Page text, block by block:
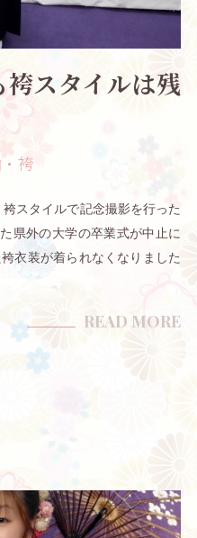
スタイルは残
袴
スタイルで記念撮影を行った
県外の大学の卒業式が中止に
衣装が着られなくなりました
READ MORE